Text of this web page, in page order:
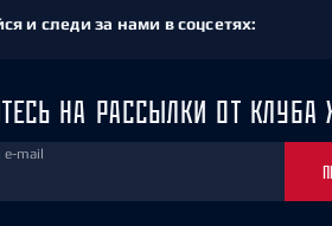
и следи за нами в соцсетях:
НА РАССЫЛКИ ОТ КЛУБА
e-mail